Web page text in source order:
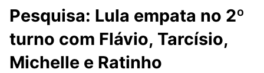
Pesquisa: Lula empata no 2º
turno com Flávio, Tarcísio,
Michelle e Ratinho